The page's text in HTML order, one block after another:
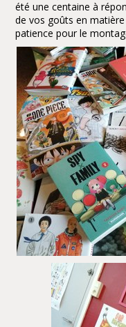
été une centaine à
de vos goûts en
patience pour le